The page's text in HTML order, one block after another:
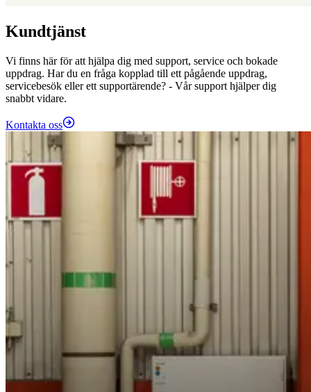
Kundtjänst
Vi finns här för att hjälpa dig med support, service och bokade
uppdrag. Har du en fråga kopplad till ett pågående uppdrag,
servicebesök eller ett supportärende? - Vår support hjälper dig
snabbt vidare.
Kontakta oss